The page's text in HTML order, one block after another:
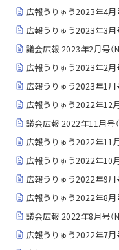
広報うりゅう2023年4月
広報うりゅう2023年3月
議会広報 2023年2月号（
広報うりゅう2023年2月
広報うりゅう2023年1月
広報うりゅう2022年12月
議会広報 2022年11月号（
広報うりゅう2022年11月
広報うりゅう2022年10月
広報うりゅう2022年9月
広報うりゅう2022年8月
議会広報 2022年8月号（
広報うりゅう2022年7月